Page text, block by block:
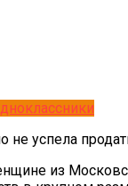
не успела
из